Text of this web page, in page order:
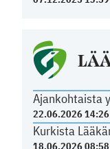
Ajankohtaista
22.06.2026 14:26
Kurkista
18.06.2026 08:58